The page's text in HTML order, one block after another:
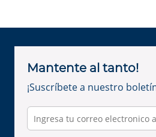
Mantente al tanto!
¡Suscríbete a nuestro